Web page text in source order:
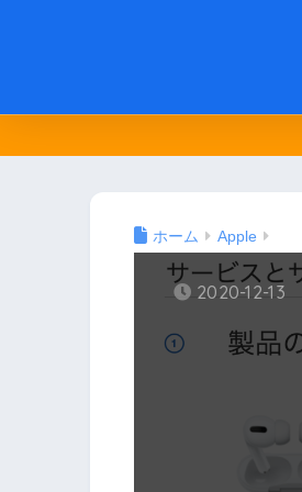
ホーム Apple
2020-12-13